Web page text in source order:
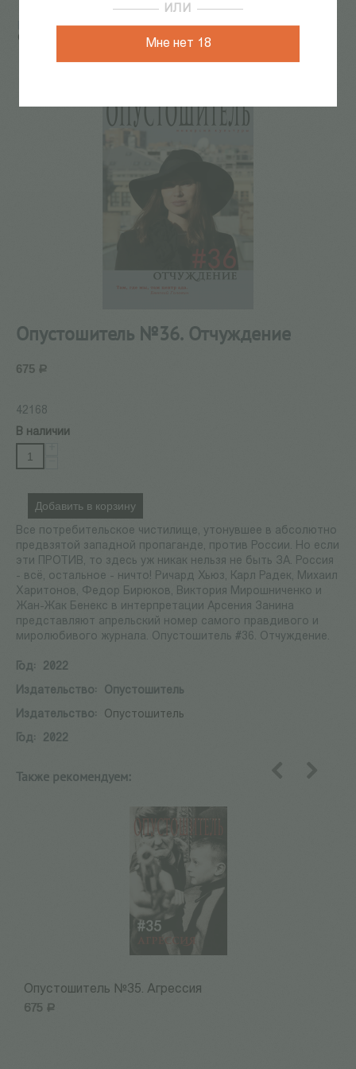
ИЛИ
Мне нет 18
Главная / КАТАЛОГ КНИГ / журналы / Опустошитель
Опустошитель №36. Отчуждение
6 из 7
Опустошитель №36. Отчуждение
675 Р
42168
В наличии
Добавить в корзину
Все потребительское чистилище, утонувшее в абсолютно
предвзятой западной пропаганде, против России. Но если
эти ПРОТИВ, то здесь уж никак нельзя не быть ЗА. Россия
- всё, остальное - ничто! Ричард Хьюз, Карл Радек, Михаил
Харитонов, Федор Бирюков, Виктория Мирошниченко и
Жан-Жак Бенекс в интерпретации Арсения Занина
представляют апрельский номер самого правдивого и
миролюбивого журнала. Опустошитель #36. Отчуждение.
Год:
2022
Издательство:
Опустошитель
Издательство:
Опустошитель
Год:
2022
Также рекомендуем:
Опустошитель №35. Агрессия
675 Р